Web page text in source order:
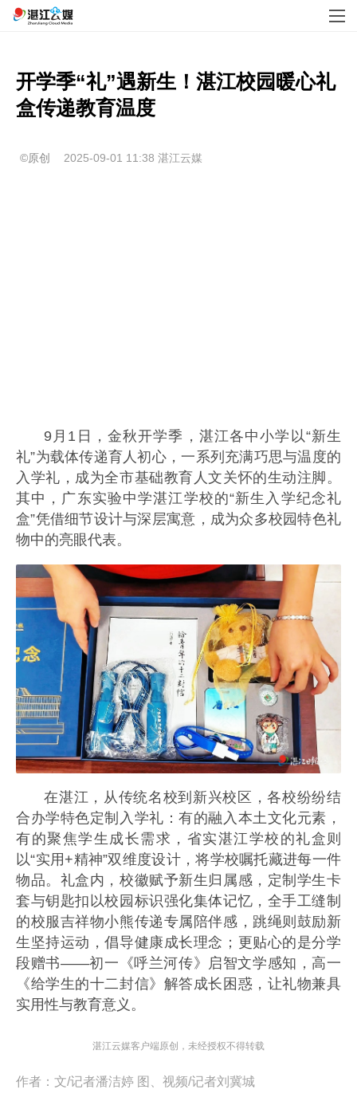
开学季“礼”遇新生！湛江校园暖心礼
盒传递教育温度
©原创 2025-09-01 11:38 湛江云媒
9月1日，金秋开学季，湛江各中小学以“新生
礼”为载体传递育人初心，一系列充满巧思与温度的
入学礼，成为全市基础教育人文关怀的生动注脚。
其中，广东实验中学湛江学校的“新生入学纪念礼
盒”凭借细节设计与深层寓意，成为众多校园特色礼
物中的亮眼代表。
在湛江，从传统名校到新兴校区，各校纷纷结
合办学特色定制入学礼：有的融入本土文化元素，
有的聚焦学生成长需求，省实湛江学校的礼盒则
以“实用+精神”双维度设计，将学校嘱托藏进每一件
物品。礼盒内，校徽赋予新生归属感，定制学生卡
套与钥匙扣以校园标识强化集体记忆，全手工缝制
的校服吉祥物小熊传递专属陪伴感，跳绳则鼓励新
生坚持运动，倡导健康成长理念；更贴心的是分学
段赠书——初一《呼兰河传》启智文学感知，高一
《给学生的十二封信》解答成长困惑，让礼物兼具
实用性与教育意义。
湛江云媒客户端原创，未经授权不得转载
作者： 文/记者潘洁婷 图、视频/记者刘冀城